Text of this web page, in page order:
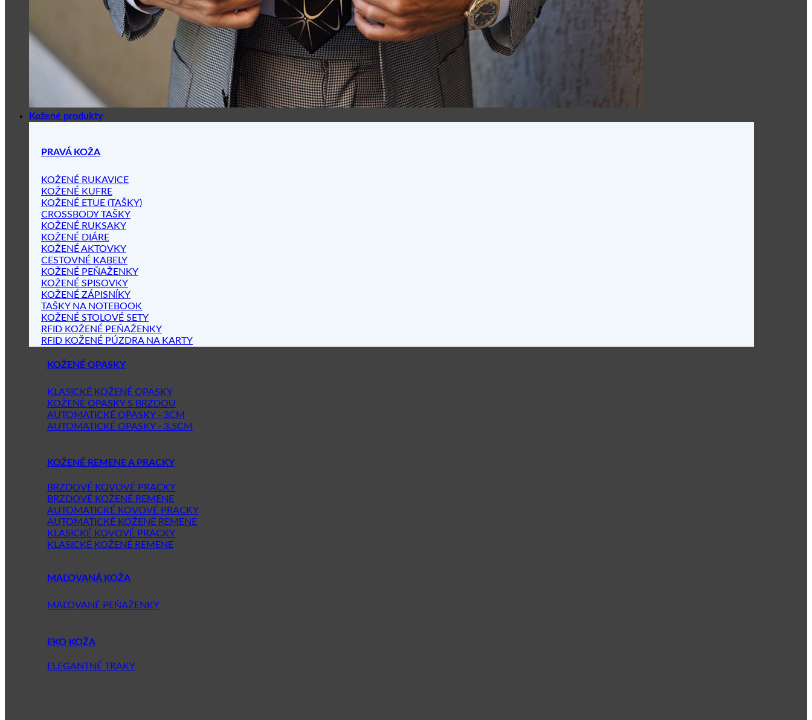
Kožené produkty
PRAVÁ KOŽA
KOŽENÉ RUKAVICE
KOŽENÉ KUFRE
KOŽENÉ ETUE (TAŠKY)
CROSSBODY TAŠKY
KOŽENÉ RUKSAKY
KOŽENÉ DIÁRE
KOŽENÉ AKTOVKY
CESTOVNÉ KABELY
KOŽENÉ PEŇAŽENKY
KOŽENÉ SPISOVKY
KOŽENÉ ZÁPISNÍKY
TAŠKY NA NOTEBOOK
KOŽENÉ STOLOVÉ SETY
RFID KOŽENÉ PEŇAŽENKY
RFID KOŽENÉ PÚZDRA NA KARTY
KOŽENÉ OPASKY
KLASICKÉ KOŽENÉ OPASKY
KOŽENÉ OPASKY S BRZDOU
AUTOMATICKÉ OPASKY - 3CM
AUTOMATICKÉ OPASKY - 3.5CM
KOŽENÉ REMENE A PRACKY
BRZDOVÉ KOVOVÉ PRACKY
BRZDOVÉ KOŽENÉ REMENE
AUTOMATICKÉ KOVOVÉ PRACKY
AUTOMATICKÉ KOŽENÉ REMENE
KLASICKÉ KOVOVÉ PRACKY
KLASICKÉ KOŽENÉ REMENE
MAĽOVANÁ KOŽA
MAĽOVANÉ PEŇAŽENKY
EKO KOŽA
ELEGANTNÉ TRAKY